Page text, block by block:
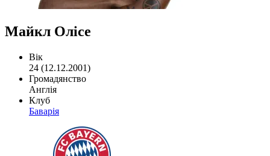
Майкл Олісе
Вік
24 (12.12.2001)
Громадянство
Англія
Клуб
Баварія